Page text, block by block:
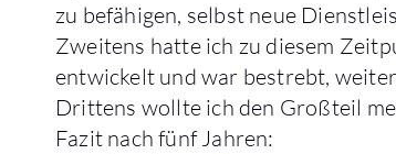
zu befähigen, selbst neue
Zweitens hatte ich zu diesem
entwickelt und war bestrebt,
Drittens wollte ich den Großteil
Fazit nach fünf Jahren: